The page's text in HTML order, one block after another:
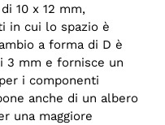
10 x 12 mm,
in cui lo spazio è
a forma di D è
3 mm e fornisce un
i componenti
anche di un albero
una maggiore